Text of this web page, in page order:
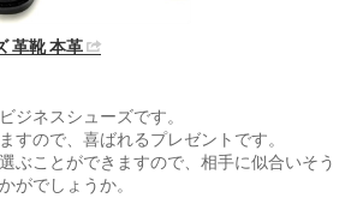
革靴 本革
ジネスシューズです。
すので、喜ばれるプレゼントです。
ぶことができますので、相手に似合いそう
がでしょうか。